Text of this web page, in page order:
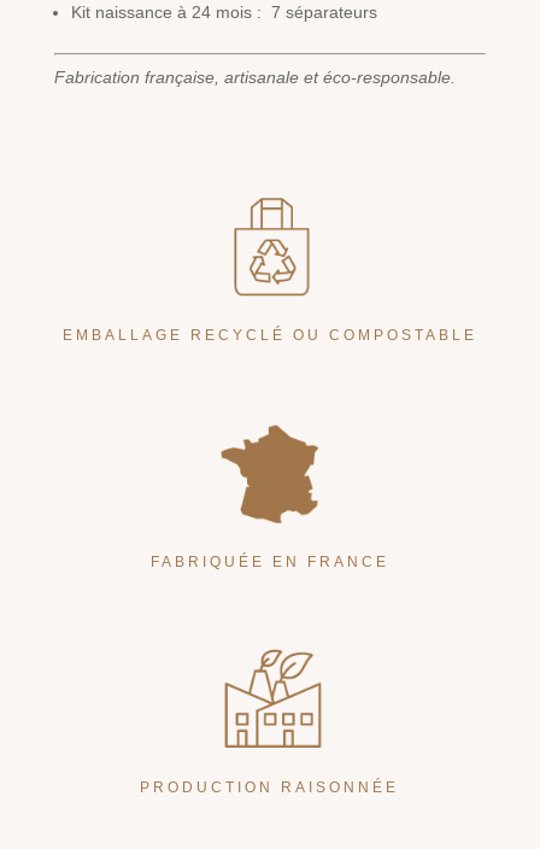
Kit naissance à 24 mois : 7 séparateurs
Fabrication française, artisanale et éco-responsable.
EMBALLAGE RECYCLÉ OU COMPOSTABLE
FABRIQUÉE EN FRANCE
PRODUCTION RAISONNÉE